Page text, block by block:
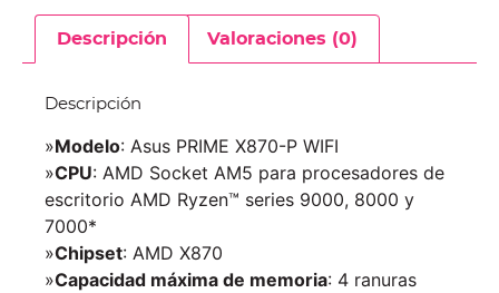
Descripción Valoraciones (0)
Descripción
»Modelo: Asus PRIME X870-P WIFI
»CPU: AMD Socket AM5 para procesadores de
escritorio AMD Ryzen™ series 9000, 8000 y
7000*
»Chipset: AMD X870
»Capacidad máxima de memoria: 4 ranuras